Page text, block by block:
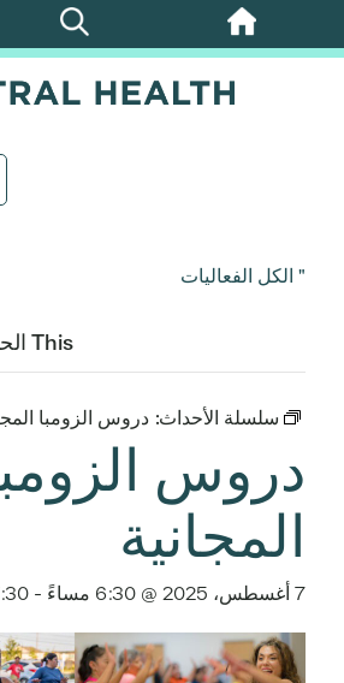
تخطي
" الكل الفعاليات
This الحدث has passed.
سلسلة الأحداث: دروس الزومبا
دروس
المجانية
7 أغسطس، 2025 @ 6:30 مساءً -